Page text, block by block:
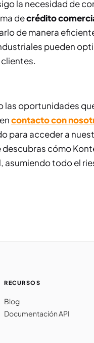
la necesidad de
decrédito
de manera
pueden
las oportunidades
contacto con
para acceder a
cómo
todo el
RECURSOS
Blog
Documentación API